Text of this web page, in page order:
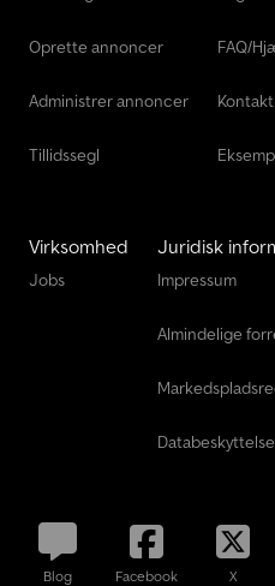
Oprette annoncer
Administrer annoncer
Tillidssegl
FAQ/
Kontakt
Virksomhed
Jobs
Juridisk
Impressum
Almindelige
Blog Facebook X